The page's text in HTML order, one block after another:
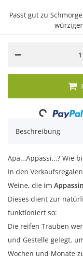
Passt gut zu
Loading...
Beschreibung
Apa...Appassi...? Wie
In den
Weine, die im
Dieses dient zur
funktioniert so:
Die reifen Trauben
und Gestelle gelegt,
Wochen und Monate